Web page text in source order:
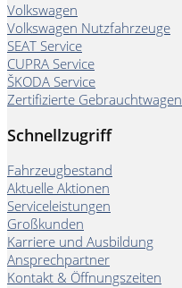
Volkswagen
Volkswagen Nutzfahrzeuge
SEAT Service
CUPRA Service
ŠKODA Service
Zertifizierte Gebrauchtwagen
Schnellzugriff
Fahrzeugbestand
Aktuelle Aktionen
Serviceleistungen
Großkunden
Karriere und Ausbildung
Ansprechpartner
Kontakt & Öffnungszeiten